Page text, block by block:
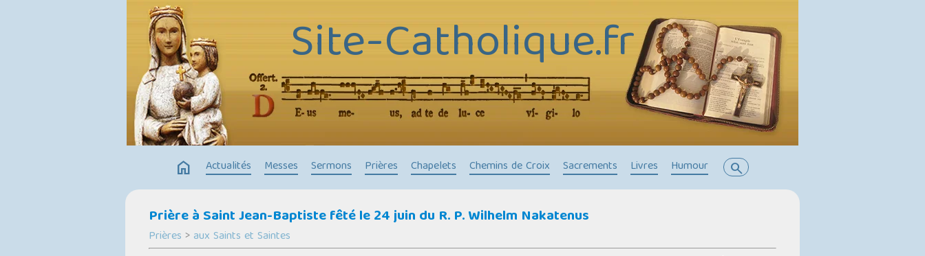
Site-Catholique.fr
home Actualités Messes Sermons Prières Chapelets Chemins de Croix Sacrements Livres Humour search
Prière à Saint Jean-Baptiste fêté le 24 juin du R. P. Wilhelm Nakatenus
Prières > aux Saints et Saintes